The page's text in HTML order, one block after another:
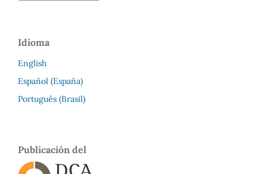
Idioma
English
Español (España)
Português (Brasil)
Publicación del